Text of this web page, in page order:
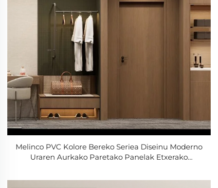
Melinco PVC Kolore Bereko Seriea Diseinu Moderno
Uraren Aurkako Paretako Panelak Etxerako